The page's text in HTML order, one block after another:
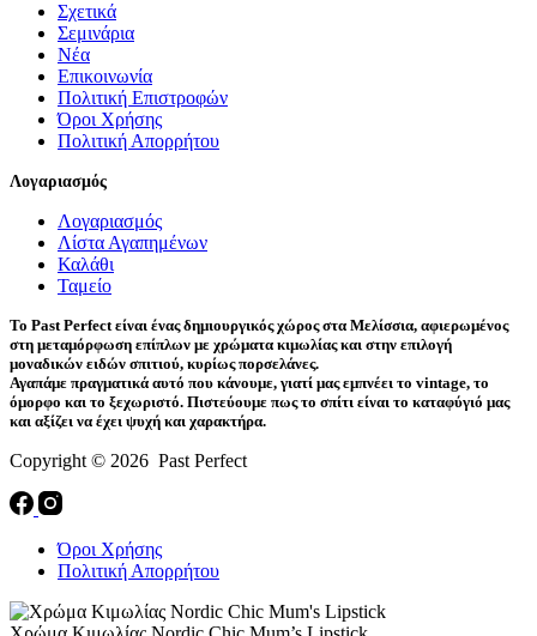
Σχετικά
Σεμινάρια
Νέα
Επικοινωνία
Πολιτική Επιστροφών
Όροι Χρήσης
Πολιτική Απορρήτου
Λογαριασμός
Λογαριασμός
Λίστα Αγαπημένων
Καλάθι
Ταμείο
Το Past Perfect είναι ένας δημιουργικός χώρος στα Μελίσσια, αφιερωμένος
στη μεταμόρφωση επίπλων με χρώματα κιμωλίας και στην επιλογή
μοναδικών ειδών σπιτιού, κυρίως πορσελάνες.
Αγαπάμε πραγματικά αυτό που κάνουμε, γιατί μας εμπνέει το vintage, το
όμορφο και το ξεχωριστό. Πιστεύουμε πως το σπίτι είναι το καταφύγιό μας
και αξίζει να έχει ψυχή και χαρακτήρα.
Copyright © 2026 Past Perfect
Όροι Χρήσης
Πολιτική Απορρήτου